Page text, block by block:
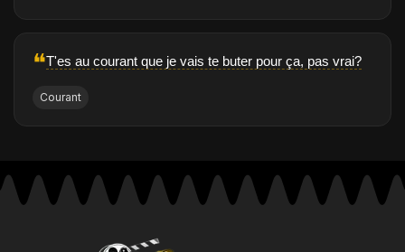
❝T'es au courant que je vais te buter pour ça, pas vrai?
Courant